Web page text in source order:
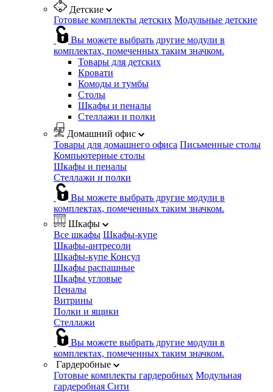
Детские
Готовые комплекты детских Модульные детские
Вы можете выбрать другие модули в
комплектах, помеченных таким значком.
Товары для детских
Кровати
Комоды и тумбы
Столы
Шкафы и пеналы
Стеллажи и полки
Домашний офис
Товары для домашнего офиса Письменные столы
Компьютерные столы
Шкафы и пеналы
Стеллажи и полки
Вы можете выбрать другие модули в
комплектах, помеченных таким значком.
Шкафы
Все шкафы Шкафы-купе
Шкафы-антресоли
Шкафы-купе Консул
Шкафы распашные
Шкафы угловые
Пеналы
Витрины
Полки и ящики
Стеллажи
Вы можете выбрать другие модули в
комплектах, помеченных таким значком.
Гардеробные
Готовые комплекты гардеробных Модульная
гардеробная Сити